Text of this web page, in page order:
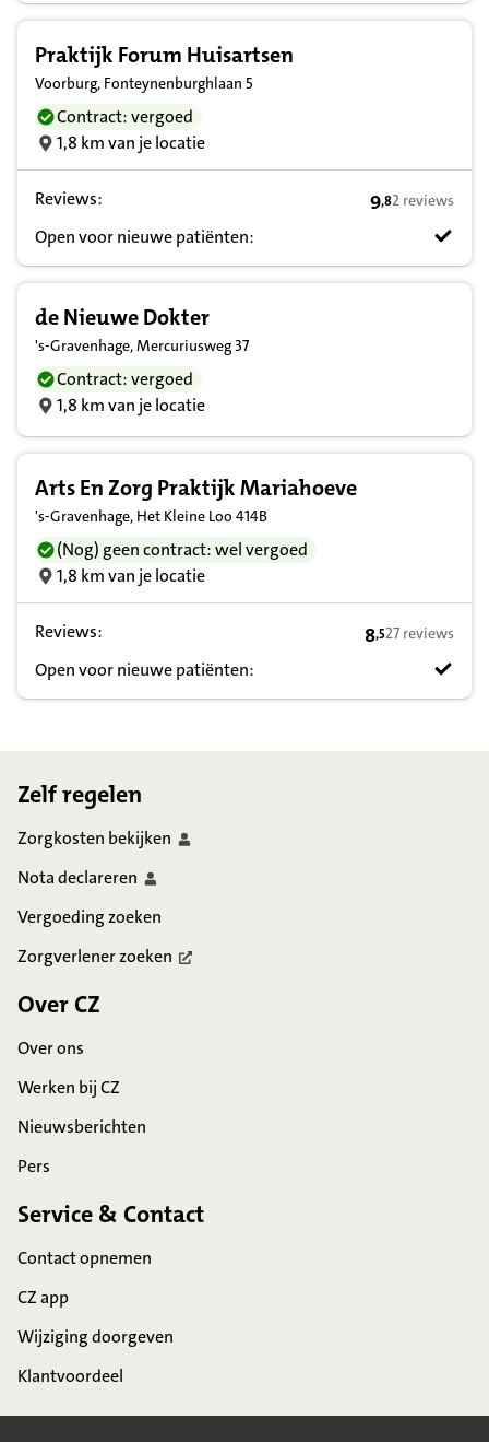
Praktijk Forum Huisartsen
Voorburg, Fonteynenburghlaan 5
Contract: vergoed
1,8 km van je locatie
Reviews: 9,8 op basis
9,82 reviews
Open voor nieuwe patiënten:
de Nieuwe Dokter
's-Gravenhage, Mercuriusweg 37
Contract: vergoed
1,8 km van je locatie
Arts En Zorg Praktijk Mariahoeve
's-Gravenhage, Het Kleine Loo 414B
(Nog) geen contract: wel vergoed
1,8 km van je locatie
Reviews: 8,5 op basis
8,527 reviews
Open voor nieuwe patiënten:
Zelf regelen
Zorgkosten bekijken
Notadeclareren
Vergoeding zoeken
Zorgverlenerzoeken
Over CZ
Over ons
Werken bij CZ
Nieuwsberichten
Pers
Service & Contact
Contact opnemen
CZ app
Wijziging doorgeven
Klantvoordeel